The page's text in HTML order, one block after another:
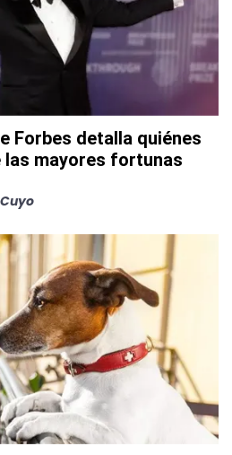
Forbes detalla quiénes
las mayores fortunas